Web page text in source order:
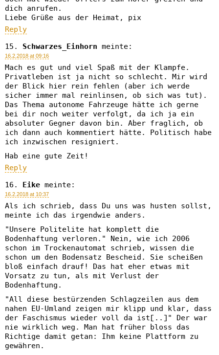
dich anrufen.
Liebe Grüße aus der Heimat, pix
Reply
Schwarzes_Einhorn meinte:
16.2.2018 at 09:16
Mach es gut und viel Spaß mit der Klampfe.
Privatleben ist ja nicht so schlecht. Mir wird
der Blick hier rein fehlen (aber ich werde
sicher immer mal reinlinsen, ob sich was tut).
Das Thema autonome Fahrzeuge hätte ich gerne
bei dir noch weiter verfolgt, da ich ja ein
absoluter Gegner davon bin. Aber fraglich, ob
ich dann auch kommentiert hätte. Politisch habe
ich inzwischen resigniert.
Hab eine gute Zeit!
Reply
Eike meinte:
16.2.2018 at 10:37
Als ich schrieb, dass Du uns was husten sollst,
meinte ich das irgendwie anders.
"Unsere Politelite hat komplett die
Bodenhaftung verloren." Nein, wie ich 2006
schon im Trockenautomat schrieb, wissen die
schon um den Bodensatz Bescheid. Sie scheißen
bloß einfach drauf! Das hat eher etwas mit
Vorsatz zu tun, als mit Verlust der
Bodenhaftung.
"All diese bestürzenden Schlagzeilen aus dem
nahen EU-Umland zeigen mir klipp und klar, dass
der Faschismus wieder voll da ist[..]" Der war
nie wirklich weg. Man hat früher bloss das
Richtige damit getan: Ihm keine Plattform zu
gewähren.